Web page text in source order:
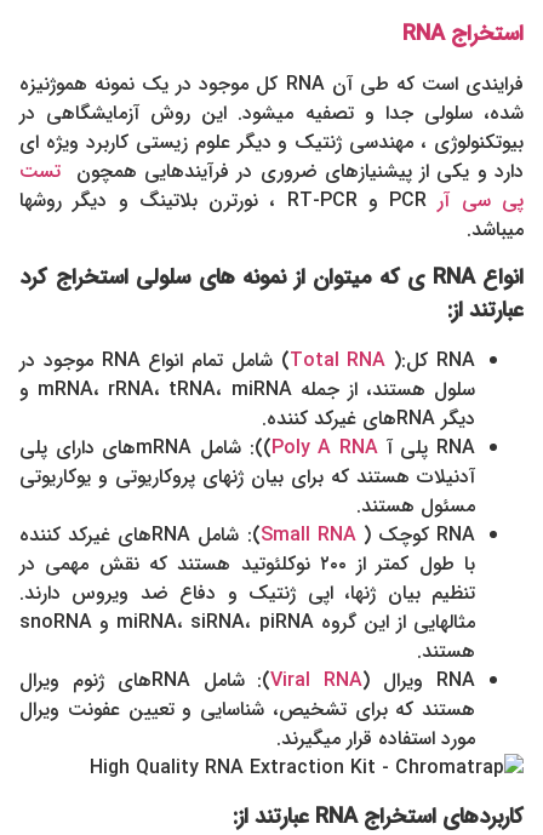
استخراجRNA
فرایندی است که طی آن RNA کل موجود در یک نمونه هموژنیزه
شده، سلولی جدا و تصفیه میشود. این روش آزمایشگاهی در
بیوتکنولوژی ، مهندسی ژنتیک و دیگر علوم زیستی کاربرد ویژه ای
دارد و یکی از پیشنیازهای ضروری در فرآیندهایی همچون تست
پی سی آر
PCR و RT-PCR ، نورترن بلاتینگ و دیگر روشها
میباشد.
انواعRNA ی که میتوان از نمونه های سلولی استخراج کرد
عبارتند از:
RNA کل:( Total RNA
) شامل تمام انواع RNA موجود در
سلول هستند، از جمله mRNA، rRNA، tRNA، miRNA و
دیگر RNAهای غیرکد کننده.
RNA پلی آ
Poly A RNA
)): شامل mRNAهای دارای پلی
آدنیلات هستند که برای بیان ژنهای پروکاریوتی و یوکاریوتی
مسئول هستند.
RNA کوچک (
Small RNA
): شامل RNAهای غیرکد کننده
با طول کمتر از ۲۰۰ نوکلئوتید هستند که نقش مهمی در
تنظیم بیان ژنها، اپی ژنتیک و دفاع ضد ویروس دارند.
مثالهایی از این گروه miRNA، siRNA، piRNA و snoRNA
هستند.
RNA ویرال (
Viral RNA
): شامل RNAهای ژنوم ویرال
هستند که برای تشخیص، شناسایی و تعیین عفونت ویرال
مورد استفاده قرار میگیرند.
کاربردهای استخراجRNA عبارتند از: